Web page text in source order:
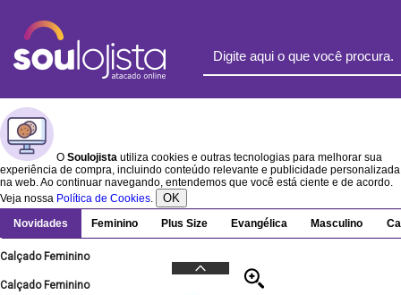
O Soulojista utiliza cookies e outras tecnologias para melhorar sua
experiência de compra, incluindo conteúdo relevante e publicidade personalizada
na web. Ao continuar navegando, entendemos que você está ciente e de acordo.
Veja nossa Política de Cookies. OK
Novidades Feminino Plus Size Evangélica Masculino
Calçado Feminino
Calçado Feminino